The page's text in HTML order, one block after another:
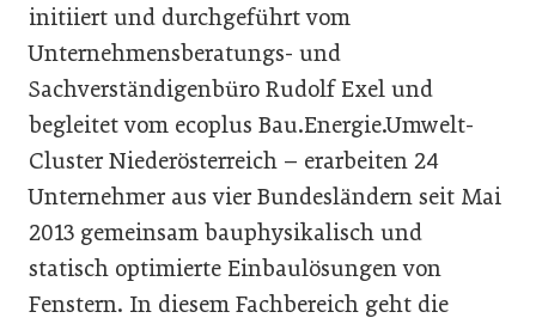
initiiert und durchgeführt vom
Unternehmensberatungs- und
Sachverständigenbüro Rudolf Exel und
begleitet vom ecoplus Bau.Energie.Umwelt-
Cluster Niederösterreich – erarbeiten 24
Unternehmer aus vier Bundesländern seit Mai
2013 gemeinsam bauphysikalisch und
statisch optimierte Einbaulösungen von
Fenstern. In diesem Fachbereich geht die